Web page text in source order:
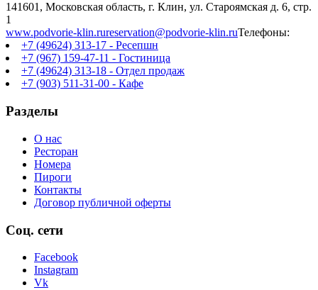
141601, Московская область, г. Клин, ул. Староямская д. 6, стр.
1
www.podvorie-klin.rureservation@podvorie-klin.ruТелефоны:
+7 (49624) 313-17 - Ресепшн
+7 (967) 159-47-11 - Гостиница
+7 (49624) 313-18 - Отдел продаж
+7 (903) 511-31-00 - Кафе
Разделы
О нас
Ресторан
Номера
Пироги
Контакты
Договор публичной оферты
Соц. сети
Facebook
Instagram
Vk